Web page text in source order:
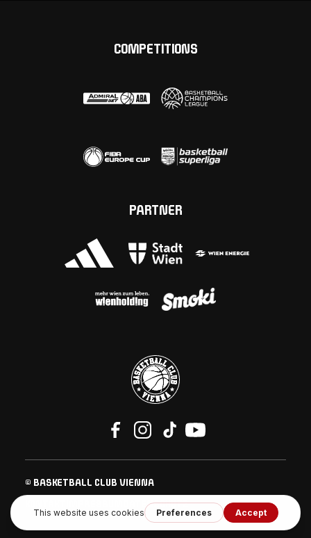
COMPETITIONS
PARTNER
© BASKETBALL CLUB VIENNA
DATENSCHUTZ